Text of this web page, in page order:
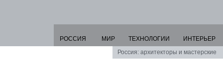
РОССИЯ МИР ТЕХНОЛОГИИ
ИНТЕРЬЕР
Россия: архитекторы и мастерские